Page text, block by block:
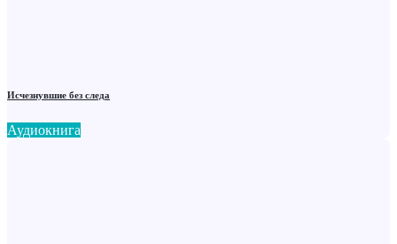
Исчезнувшие без следа
Аудиокнига